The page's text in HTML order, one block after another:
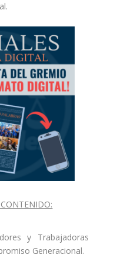
y Trabajadoras
Generacional.